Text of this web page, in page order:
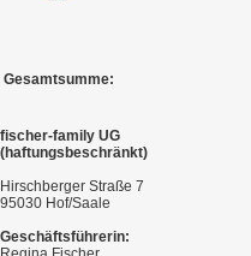
Gesamtsumme:
fischer-family UG
(haftungsbeschränkt)
Hirschberger Straße 7
95030 Hof/Saale
Geschäftsführerin: